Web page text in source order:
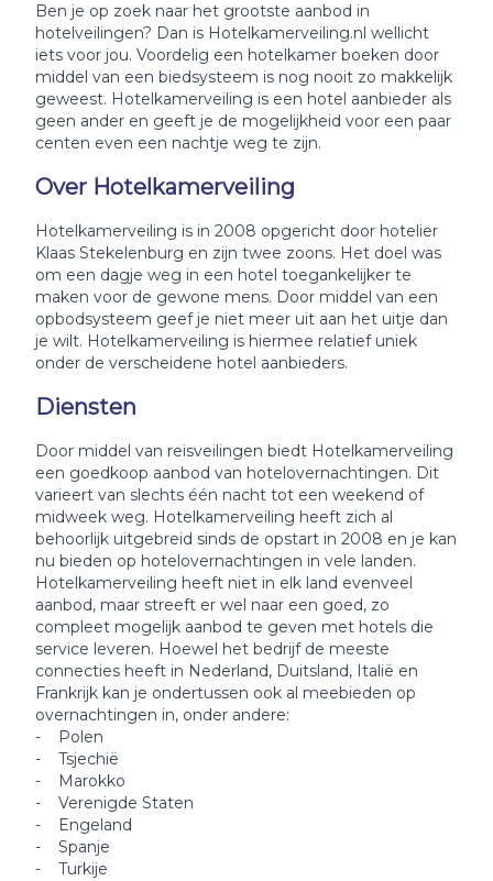
Ben je op zoek naar het grootste aanbod in
hotelveilingen? Dan is Hotelkamerveiling.nl wellicht
iets voor jou. Voordelig een hotelkamer boeken door
middel van een biedsysteem is nog nooit zo makkelijk
geweest. Hotelkamerveiling is een hotel aanbieder als
geen ander en geeft je de mogelijkheid voor een paar
centen even een nachtje weg te zijn.
Over Hotelkamerveiling
Hotelkamerveiling is in 2008 opgericht door hotelier
Klaas Stekelenburg en zijn twee zoons. Het doel was
om een dagje weg in een hotel toegankelijker te
maken voor de gewone mens. Door middel van een
opbodsysteem geef je niet meer uit aan het uitje dan
je wilt. Hotelkamerveiling is hiermee relatief uniek
onder de verscheidene hotel aanbieders.
Diensten
Door middel van reisveilingen biedt Hotelkamerveiling
een goedkoop aanbod van hotelovernachtingen. Dit
varieert van slechts één nacht tot een weekend of
midweek weg. Hotelkamerveiling heeft zich al
behoorlijk uitgebreid sinds de opstart in 2008 en je kan
nu bieden op hotelovernachtingen in vele landen.
Hotelkamerveiling heeft niet in elk land evenveel
aanbod, maar streeft er wel naar een goed, zo
compleet mogelijk aanbod te geven met hotels die
service leveren. Hoewel het bedrijf de meeste
connecties heeft in Nederland, Duitsland, Italië en
Frankrijk kan je ondertussen ook al meebieden op
overnachtingen in, onder andere:
- Polen
- Tsjechië
- Marokko
- Verenigde Staten
- Engeland
- Spanje
- Turkije